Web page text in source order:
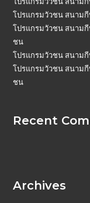
โปรแกรมวัวชน สนาม
โปรแกรมวัวชน สนาม
ชน
โปรแกรมวัวชน สนาม
โปรแกรมวัวชน สนาม
ชน
Recent
Archives